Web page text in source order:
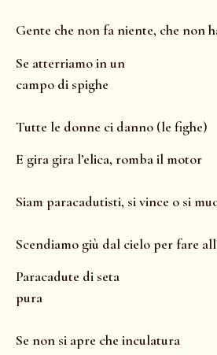
Gente che non fa niente, che non
Se atterriamo in un
campo di spighe
Tutte le donne ci danno (le fighe)
E gira gira l’elica, romba il motor
Siam paracadutisti, si vince o si
Scendiamo giù dal cielo per fare
Paracadute di seta
pura
Se non si apre che inculatura